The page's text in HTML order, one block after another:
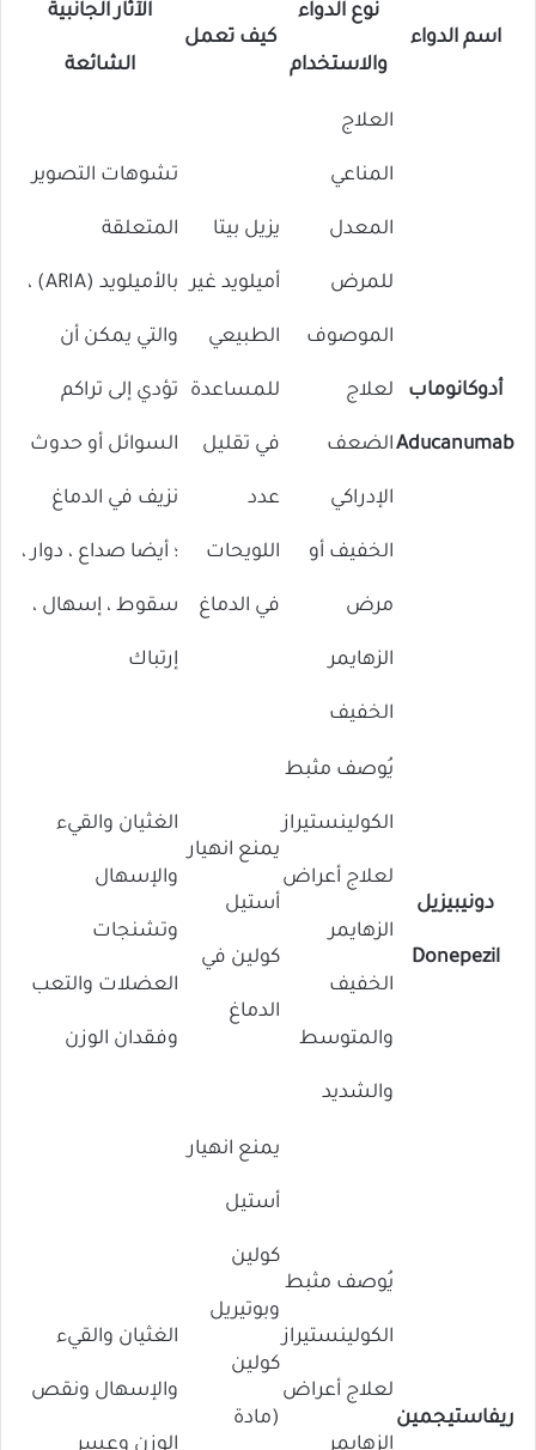
اسم الدواء
نوع الدواء
والاستخدام
كيف تعمل
الآثار الجانبية
الشائعة
أدوكانوماب
Aducanumab
العلاج
المناعي
المعدل
للمرض
الموصوف
لعلاج
الضعف
الإدراكي
الخفيف أو
مرض
الزهايمر
الخفيف
يزيل بيتا
أميلويد غير
الطبيعي
للمساعدة
في تقليل
عدد
اللويحات
في الدماغ
تشوهات التصوير
المتعلقة
بالأميلويد (ARIA) ،
والتي يمكن أن
تؤدي إلى تراكم
السوائل أو حدوث
نزيف في الدماغ
؛ أيضا صداع ، دوار ،
سقوط ، إسهال ،
إرتباك
دونيبيزيل
Donepezil
يُوصف مثبط
الكولينستيراز
لعلاج أعراض
الزهايمر
الخفيف
والمتوسط ​​
والشديد
يمنع انهيار
أستيل
كولين في
الدماغ
الغثيان والقيء
والإسهال
وتشنجات
العضلات والتعب
وفقدان الوزن
ريفاستيجمين
يُوصف مثبط
الكولينستيراز
لعلاج أعراض
الزهايمر
يمنع انهيار
أستيل
كولين
وبوتيريل
كولين
(مادة
الغثيان والقيء
والإسهال ونقص
الوزن وعسر